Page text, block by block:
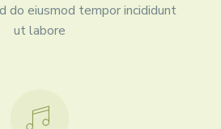
do eiusmod tempor incididunt
ut labore